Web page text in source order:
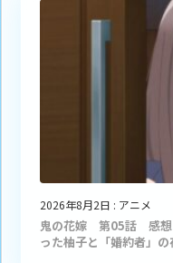
2026年8月2日 : アニメ
鬼の花嫁 第05話 感想
った柚子と「婚約者」の